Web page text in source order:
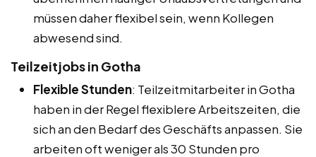
müssen daher flexibel sein, wenn Kollegen
abwesend sind.
Teilzeitjobs in Gotha
Flexible Stunden: Teilzeitmitarbeiter in Gotha
haben in der Regel flexiblere Arbeitszeiten, die
sich an den Bedarf des Geschäfts anpassen. Sie
arbeiten oft weniger als 30 Stunden pro